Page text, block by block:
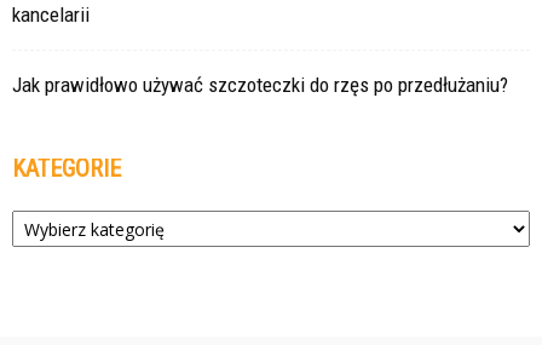
kancelarii
Jak prawidłowo używać szczoteczki do rzęs po przedłużaniu?
KATEGORIE
Kategorie